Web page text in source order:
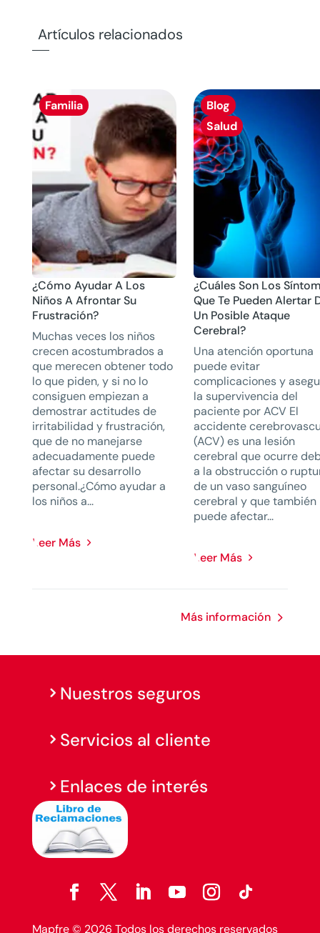
Artículos relacionados
Familia
¿Cómo Ayudar A Los
Niños A Afrontar Su
Frustración?
Muchas veces los niños
crecen acostumbrados a
que merecen obtener todo
lo que piden, y si no lo
consiguen empiezan a
demostrar actitudes de
irritabilidad y frustración,
que de no manejarse
adecuadamente puede
afectar su desarrollo
personal.¿Cómo ayudar a
los niños a...
Leer Más
Blog
Salud
¿Cuáles Son Los
Que Te Pueden Alertar
Un Posible Ataque
Cerebral?
Una atención oportuna
puede evitar
complicaciones y
la supervivencia del
paciente por ACV El
accidente
(ACV) es una lesión
cerebral que ocurre
a la obstrucción o
de un vaso sanguíneo
cerebral y que también
puede afectar...
Leer Más
Más información
Nuestros seguros
Servicios al cliente
Enlaces de interés
Mapfre © 2026 Todos los derechos reservados